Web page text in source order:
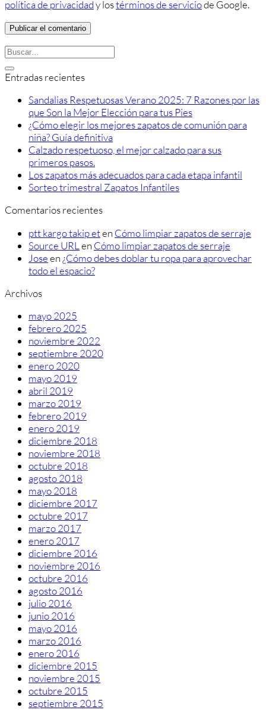
política de privacidady lostérminos de serviciode Google.
Entradas recientes
Sandalias Respetuosas Verano 2025: 7 Razones por las
que Son la Mejor Elección para tus Pies
¿Cómo elegir los mejores zapatos de comunión para
niña? Guía definitiva
Calzado respetuoso, el mejor calzado para sus
primeros pasos.
Los zapatos más adecuados para cada etapa infantil
Sorteo trimestral Zapatos Infantiles
Comentarios recientes
ptt kargo takip eten Cómo limpiar zapatos de serraje
Source URL en Cómo limpiar zapatos de serraje
Joseen ¿Cómo debes doblar tu ropa para aprovechar
todo el espacio?
Archivos
mayo 2025
febrero 2025
noviembre 2022
septiembre 2020
enero 2020
mayo 2019
abril 2019
marzo 2019
febrero 2019
enero 2019
diciembre 2018
noviembre 2018
octubre 2018
agosto 2018
mayo 2018
diciembre 2017
octubre 2017
marzo 2017
enero 2017
diciembre 2016
noviembre 2016
octubre 2016
agosto 2016
julio 2016
junio 2016
mayo 2016
marzo 2016
enero 2016
diciembre 2015
noviembre 2015
octubre 2015
septiembre 2015